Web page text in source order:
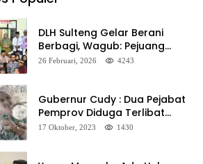
DLH Sulteng Gelar Berani
Berbagi, Wagub: Pejuang
Lingkungan Harus Jadi Teladan
26 Februari, 2026 4243
Gubernur Cudy : Dua Pejabat
Pemprov Diduga Terlibat
Asmara Terlarang Sudah di
17 Oktober, 2023 1430